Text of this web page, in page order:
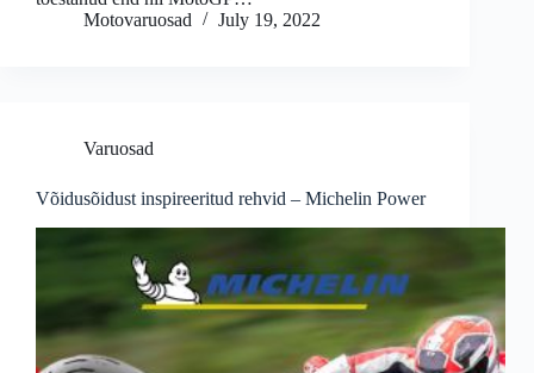
Motovaruosad
July 19, 2022
Varuosad
Võidusõidust inspireeritud rehvid – Michelin Power